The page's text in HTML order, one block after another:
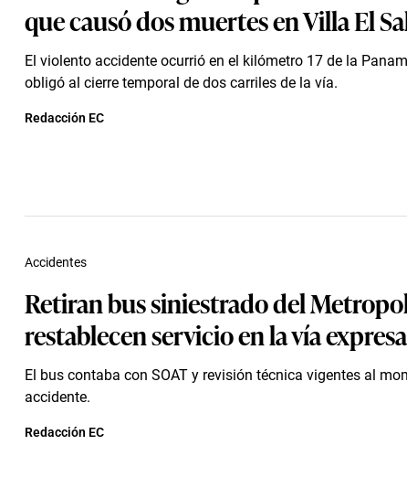
que causó dos muertes en Villa El
El violento accidente ocurrió en el kilómetro 17 de la
obligó al cierre temporal de dos carriles de la vía.
Redacción EC
Retiran bus siniestrado del
restablecen servicio en la vía expresa
El bus contaba con SOAT y revisión técnica vigentes al
accidente.
Accidentes
Redacción EC